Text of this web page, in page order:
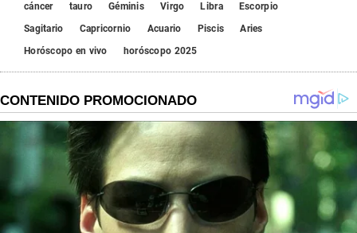
cáncer
tauro Géminis Virgo Libra
Escorpio
Sagitario
Capricornio Acuario Piscis
Aries
Horóscopo en vivo
horóscopo 2025